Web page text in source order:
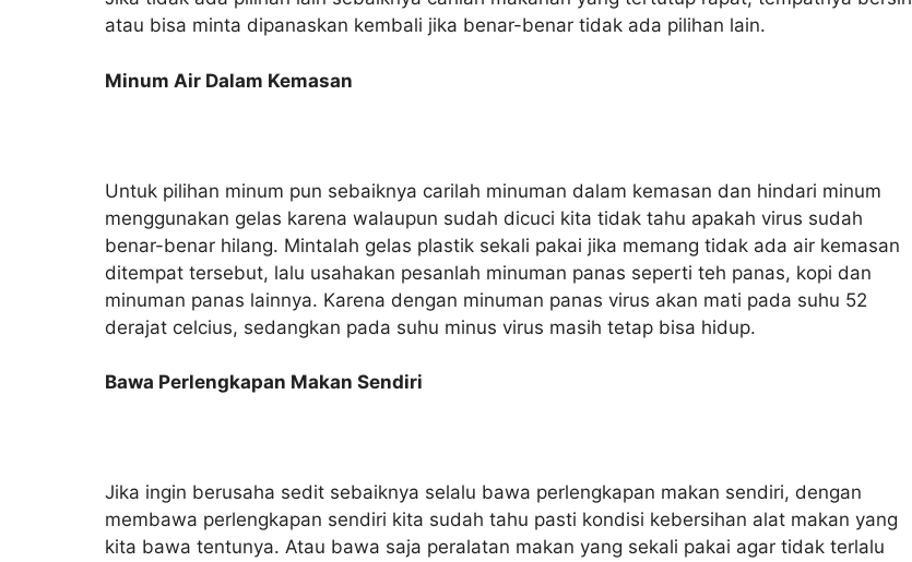
atau bisa minta dipanaskan kembali jika benar-benar tidak ada pilihan lain.
Minum Air Dalam Kemasan
Untuk pilihan minum pun sebaiknya carilah minuman dalam kemasan dan hindari minum
menggunakan gelas karena walaupun sudah dicuci kita tidak tahu apakah virus sudah
benar-benar hilang. Mintalah gelas plastik sekali pakai jika memang tidak ada air kemasan
ditempat tersebut, lalu usahakan pesanlah minuman panas seperti teh panas, kopi dan
minuman panas lainnya. Karena dengan minuman panas virus akan mati pada suhu 52
derajat celcius, sedangkan pada suhu minus virus masih tetap bisa hidup.
Bawa Perlengkapan Makan Sendiri
Jika ingin berusaha sedit sebaiknya selalu bawa perlengkapan makan sendiri, dengan
membawa perlengkapan sendiri kita sudah tahu pasti kondisi kebersihan alat makan yang
kita bawa tentunya. Atau bawa saja peralatan makan yang sekali pakai agar tidak terlalu